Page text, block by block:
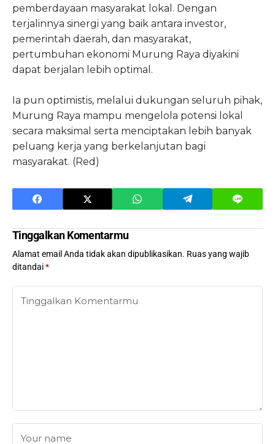
pemberdayaan masyarakat lokal. Dengan
terjalinnya sinergi yang baik antara investor,
pemerintah daerah, dan masyarakat,
pertumbuhan ekonomi Murung Raya diyakini
dapat berjalan lebih optimal.
Ia pun optimistis, melalui dukungan seluruh pihak,
Murung Raya mampu mengelola potensi lokal
secara maksimal serta menciptakan lebih banyak
peluang kerja yang berkelanjutan bagi
masyarakat. (Red)
Tinggalkan Komentarmu
Alamat email Anda tidak akan dipublikasikan. Ruas yang wajib
ditandai*